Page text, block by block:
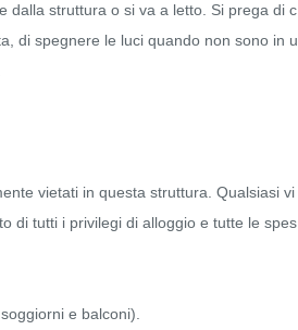
dalla struttura o si va a letto. Si prega di c
di spegnere le luci quando non sono in u
vietati in questa struttura. Qualsiasi vi
di tutti i privilegi di alloggio e tutte le spes
e balconi).